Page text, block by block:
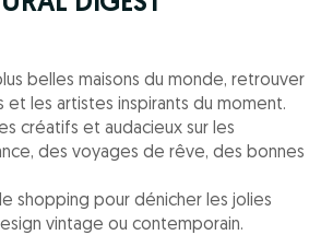
belles maisons du monde, retrouver
et les artistes inspirants du moment.
créatifs et audacieux sur les
des voyages de rêve, des bonnes
shopping pour dénicher les jolies
vintage ou contemporain.